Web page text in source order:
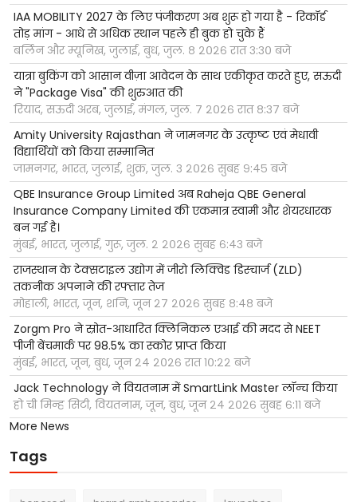
IAA MOBILITY 2027 के लिए पंजीकरण अब शुरू हो गया है - रिकॉर्ड
तोड़ मांग - आधे से अधिक स्थान पहले ही बुक हो चुके हैं
बर्लिन और म्यूनिख, जुलाई, बुध, जुल. ८ २०२६ रात ३:३० बजे
यात्रा बुकिंग को आसान वीज़ा आवेदन के साथ एकीकृत करते हुए, सऊदी
ने "Package Visa" की शुरुआत की
रियाद, सऊदी अरब, जुलाई, मंगल, जुल. ७ २०२६ रात ८:३७ बजे
Amity University Rajasthan ने जामनगर के उत्कृष्ट एवं मेधावी
विद्यार्थियों को किया सम्मानित
जामनगर, भारत, जुलाई, शुक्र, जुल. ३ २०२६ सुबह ९:४५ बजे
QBE Insurance Group Limited अब Raheja QBE General
Insurance Company Limited की एकमात्र स्वामी और शेयरधारक
बन गई है।
मुंबई, भारत, जुलाई, गुरू, जुल. २ २०२६ सुबह ६:४३ बजे
राजस्थान के टेक्सटाइल उद्योग में जीरो लिक्विड डिस्चार्ज (ZLD)
तकनीक अपनाने की रफ्तार तेज
मोहाली, भारत, जून, शनि, जून २७ २०२६ सुबह ८:४८ बजे
Zorgm Pro ने स्रोत-आधारित क्लिनिकल एआई की मदद से NEET
पीजी बेंचमार्क पर 98.5% का स्कोर प्राप्त किया
मुंबई, भारत, जून, बुध, जून २४ २०२६ रात १०:२२ बजे
Jack Technology ने वियतनाम में SmartLink Master लॉन्च किया
हो ची मिन्ह सिटी, वियतनाम, जून, बुध, जून २४ २०२६ सुबह ६:११ बजे
More News
Tags